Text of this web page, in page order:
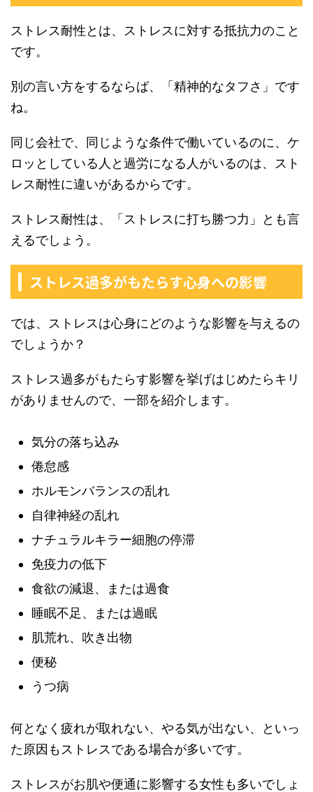
ストレス耐性とは、ストレスに対する抵抗力のこと
です。
別の言い方をするならば、「精神的なタフさ」です
ね。
同じ会社で、同じような条件で働いているのに、ケ
ロッとしている人と過労になる人がいるのは、スト
レス耐性に違いがあるからです。
ストレス耐性は、「ストレスに打ち勝つ力」とも言
えるでしょう。
ストレス過多がもたらす心身への影響
では、ストレスは心身にどのような影響を与えるの
でしょうか？
ストレス過多がもたらす影響を挙げはじめたらキリ
がありませんので、一部を紹介します。
気分の落ち込み
倦怠感
ホルモンバランスの乱れ
自律神経の乱れ
ナチュラルキラー細胞の停滞
免疫力の低下
食欲の減退、または過食
睡眠不足、または過眠
肌荒れ、吹き出物
便秘
うつ病
何となく疲れが取れない、やる気が出ない、といっ
た原因もストレスである場合が多いです。
ストレスがお肌や便通に影響する女性も多いでしょ